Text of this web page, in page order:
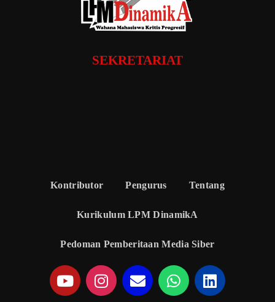
SEKRETARIAT
Kontributor Pengurus Tentang
Kurikulum LPM DinamikA
Pedoman Pemberitaan Media Siber